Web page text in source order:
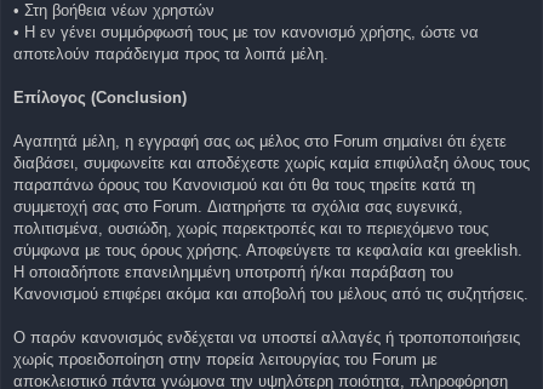
• Στη βοήθεια νέων χρηστών
• Η εν γένει συμμόρφωσή τους με τον κανονισμό χρήσης, ώστε να
αποτελούν παράδειγμα προς τα λοιπά μέλη.
Επίλογος (Conclusion)
Αγαπητά μέλη, η εγγραφή σας ως μέλος στο Forum σημαίνει ότι έχετε
διαβάσει, συμφωνείτε και αποδέχεστε χωρίς καμία επιφύλαξη όλους τους
παραπάνω όρους του Κανονισμού και ότι θα τους τηρείτε κατά τη
συμμετοχή σας στο Forum. Διατηρήστε τα σχόλια σας ευγενικά,
πολιτισμένα, ουσιώδη, χωρίς παρεκτροπές και το περιεχόμενο τους
σύμφωνα με τους όρους χρήσης. Αποφεύγετε τα κεφαλαία και greeklish.
Η οποιαδήποτε επανειλημμένη υποτροπή ή/και παράβαση του
Κανονισμού επιφέρει ακόμα και αποβολή του μέλους από τις συζητήσεις.
Ο παρόν κανονισμός ενδέχεται να υποστεί αλλαγές ή τροποποποιήσεις
χωρίς προειδοποίηση στην πορεία λειτουργίας του Forum με
αποκλειστικό πάντα γνώμονα την υψηλότερη ποιότητα, πληροφόρηση